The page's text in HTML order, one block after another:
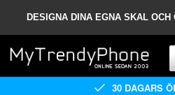
DESIGNA DINA EGNA SKAL OCH
30 DAGARS